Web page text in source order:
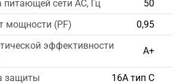
питающей сети AC, Гц
50
мощности (PF)
0,95
эффективности
А+
защиты
16А тип С